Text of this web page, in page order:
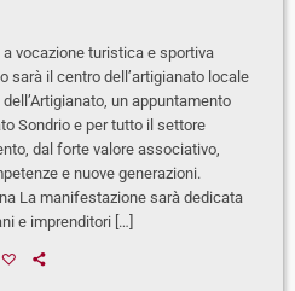
vocazione turistica e sportiva
sarà il centro dell’artigianato locale
un appuntamento
Sondrio e per tutto il settore
dal forte valore associativo,
e nuove generazioni.
La manifestazione sarà dedicata
e imprenditori […]